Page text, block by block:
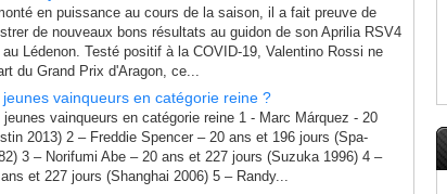
en puissance au cours de la saison, il a fait preuve de
de nouveaux bons résultats au guidon de son Aprilia RSV4
Lédenon. Testé positif à la COVID-19, Valentino Rossi ne
du Grand Prix d'Aragon, ce...
vainqueurs en catégorie reine ?
jeunes vainqueurs en catégorie reine 1 - Marc Márquez - 20
2013) 2 – Freddie Spencer – 20 ans et 196 jours (Spa-
3 – Norifumi Abe – 20 ans et 227 jours (Suzuka 1996) 4 –
et 227 jours (Shanghai 2006) 5 – Randy...